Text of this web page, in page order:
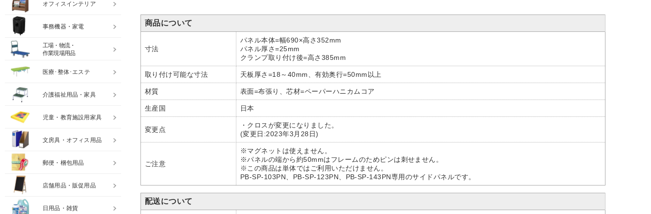
商品について
寸法
パネル本体=幅690×高さ352mm
パネル厚さ=25mm
クランプ取り付け後=高さ385mm
取り付け可能な寸法 天板厚さ=18～40mm、有効奥行=50mm以上
材質 表面=布張り、芯材=ペーパーハニカムコア
生産国 日本
変更点
・クロスが変更になりました。
(変更日:2023年3月28日)
ご注意
※マグネットは使えません。
※パネルの端から約50mmはフレームのためピンは刺せません。
※この商品は単体ではご利用いただけません。
PB-SP-103PN、PB-SP-123PN、PB-SP-143PN専用のサイドパネルです。
配送について
オフィスインテリア
事務機器・家電
工場・物流・
作業現場用品
医療･整体･エステ
介護福祉用品・家具
児童・教育施設用家具
文房具・オフィス用品
郵便・梱包用品
店舗用品・販促用品
日用品・雑貨